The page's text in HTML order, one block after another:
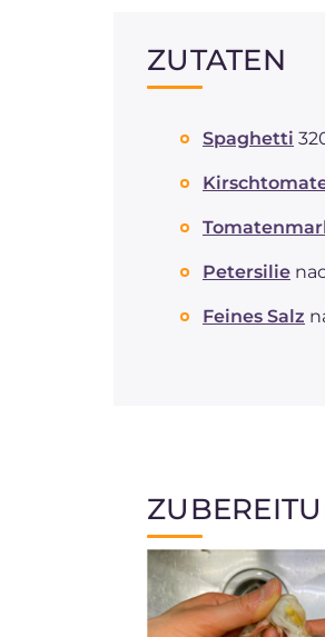
ZUTATEN
Spaghetti
Petersilie
Feines Salz